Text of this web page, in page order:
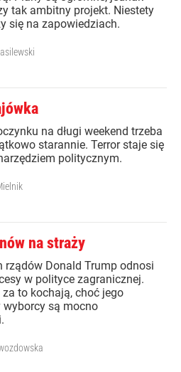
tak ambitny projekt. Niestety
się na zapowiedziach.
na długi weekend trzeba
starannie. Terror staje się
politycznym.
na straży
rządów Donald Trump odnosi
w polityce zagranicznej.
za to kochają, choć jego
wyborcy są mocno